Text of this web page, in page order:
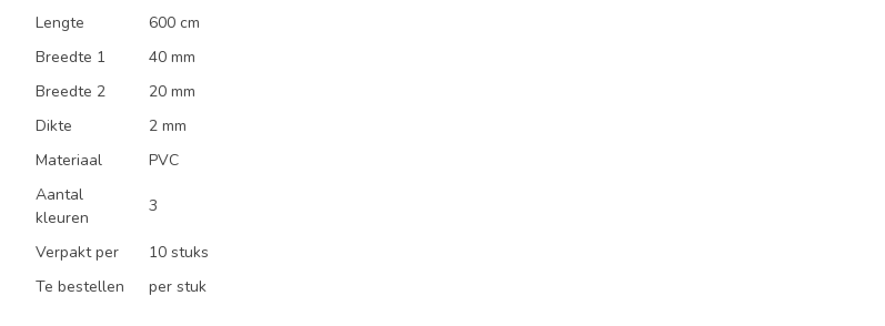
Lengte
600 cm
Breedte 1
40 mm
Breedte 2
20 mm
Dikte
2 mm
Materiaal
PVC
Aantal
kleuren
3
Verpakt per
10 stuks
Te bestellen
per stuk